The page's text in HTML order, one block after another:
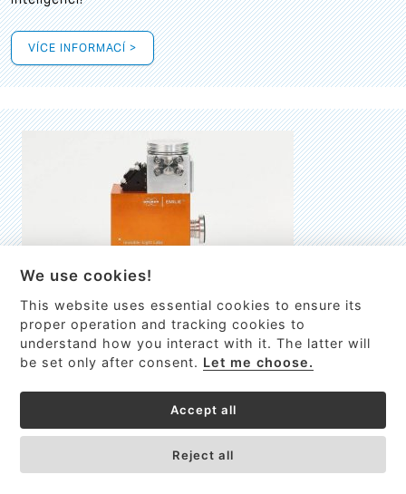
VÍCE INFORMACÍ >
EMILIE
První nano-elektro-mechanický (NEMS) FTIR analyzátor
We use cookies!
This website uses essential cookies to ensure its
proper operation and tracking cookies to
understand how you interact with it. The latter will
be set only after consent. Let me choose.
Accept all
Reject all